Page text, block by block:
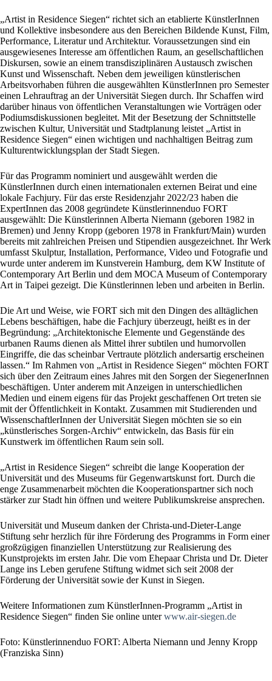
„Artist in Residence Siegen“ richtet sich an etablierte KünstlerInnen
und Kollektive insbesondere aus den Bereichen Bildende Kunst, Film,
Performance, Literatur und Architektur. Voraussetzungen sind ein
ausgewiesenes Interesse am öffentlichen Raum, an gesellschaftlichen
Diskursen, sowie an einem transdisziplinären Austausch zwischen
Kunst und Wissenschaft. Neben dem jeweiligen künstlerischen
Arbeitsvorhaben führen die ausgewählten KünstlerInnen pro Semester
einen Lehrauftrag an der Universität Siegen durch. Ihr Schaffen wird
darüber hinaus von öffentlichen Veranstaltungen wie Vorträgen oder
Podiumsdiskussionen begleitet. Mit der Besetzung der Schnittstelle
zwischen Kultur, Universität und Stadtplanung leistet „Artist in
Residence Siegen“ einen wichtigen und nachhaltigen Beitrag zum
Kulturentwicklungsplan der Stadt Siegen.
Für das Programm nominiert und ausgewählt werden die
KünstlerInnen durch einen internationalen externen Beirat und eine
lokale Fachjury. Für das erste Residenzjahr 2022/23 haben die
ExpertInnen das 2008 gegründete Künstlerinnenduo FORT
ausgewählt: Die Künstlerinnen Alberta Niemann (geboren 1982 in
Bremen) und Jenny Kropp (geboren 1978 in Frankfurt/Main) wurden
bereits mit zahlreichen Preisen und Stipendien ausgezeichnet. Ihr Werk
umfasst Skulptur, Installation, Performance, Video und Fotografie und
wurde unter anderem im Kunstverein Hamburg, dem KW Institute of
Contemporary Art Berlin und dem MOCA Museum of Contemporary
Art in Taipei gezeigt. Die Künstlerinnen leben und arbeiten in Berlin.
Die Art und Weise, wie FORT sich mit den Dingen des alltäglichen
Lebens beschäftigen, habe die Fachjury überzeugt, heißt es in der
Begründung: „Architektonische Elemente und Gegenstände des
urbanen Raums dienen als Mittel ihrer subtilen und humorvollen
Eingriffe, die das scheinbar Vertraute plötzlich andersartig erscheinen
lassen.“ Im Rahmen von „Artist in Residence Siegen“ möchten FORT
sich über den Zeitraum eines Jahres mit den Sorgen der SiegenerInnen
beschäftigen. Unter anderem mit Anzeigen in unterschiedlichen
Medien und einem eigens für das Projekt geschaffenen Ort treten sie
mit der Öffentlichkeit in Kontakt. Zusammen mit Studierenden und
WissenschaftlerInnen der Universität Siegen möchten sie so ein
„künstlerisches Sorgen-Archiv“ entwickeln, das Basis für ein
Kunstwerk im öffentlichen Raum sein soll.
„Artist in Residence Siegen“ schreibt die lange Kooperation der
Universität und des Museums für Gegenwartskunst fort. Durch die
enge Zusammenarbeit möchten die Kooperationspartner sich noch
stärker zur Stadt hin öffnen und weitere Publikumskreise ansprechen.
Universität und Museum danken der Christa-und-Dieter-Lange
Stiftung sehr herzlich für ihre Förderung des Programms in Form einer
großzügigen finanziellen Unterstützung zur Realisierung des
Kunstprojekts im ersten Jahr. Die vom Ehepaar Christa und Dr. Dieter
Lange ins Leben gerufene Stiftung widmet sich seit 2008 der
Förderung der Universität sowie der Kunst in Siegen.
Weitere Informationen zum KünstlerInnen-Programm „Artist in
Residence Siegen“ finden Sie online unterwww.air-siegen.de
Foto: Künstlerinnenduo FORT: Alberta Niemann und Jenny Kropp
(Franziska Sinn)